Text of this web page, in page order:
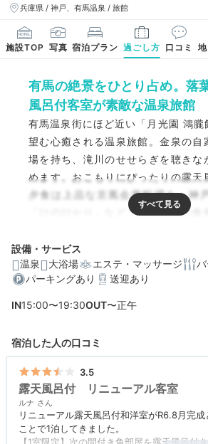
兵庫県 / 神戸、有馬温泉 / 旅館
施設TOP 写真 宿泊プラン 過ごし方 口コミ
有馬の絶景をひとり占め。落
風呂付客室が素敵な温泉旅館
有馬温泉街にほど近い「月光園 鴻朧
望む心癒される温泉旅館。金泉の自
場を持ち、滝川のせせらぎを聴きな
めます。おこもりにぴったりの露天
夕食は上品な京風会席料理を。神
「ひのひかり」など、兵庫県産の食
編集部おすすめの３つのポ
楽しめる
絶景と温泉をひとり占め。贅沢な時
呂付客室
神戸牛や旬の魚介類など、兵庫県の
風会席料理
設備・サービス
温泉
大浴場 エステ・マッサージ
パーキングあり
送迎あり
IN15:00〜19:30OUT〜正午
宿泊した人の口コミ
3.5
露天風呂付 リニューアル客室
ルナ
リニューアル露天風呂付和洋室がR6.8月完成
ことで1泊してきました。